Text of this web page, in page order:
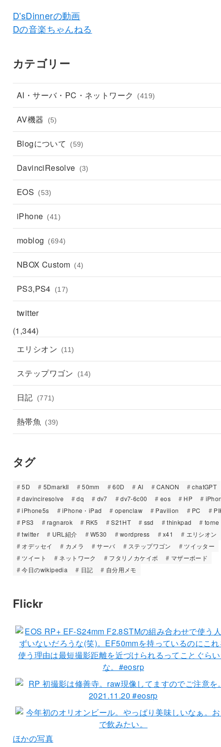
D'sDinnerの動画
Dの音楽ちゃんねる
カテゴリー
AI・サーバ・PC・ネットワーク (419)
AV機器 (5)
Blogについて (59)
DavinciResolve (3)
EOS (53)
iPhone (41)
moblog (694)
NBOX Custom (4)
PS3,PS4 (17)
twitter
(1,344)
エリシオン
(11)
ステップワゴン (14)
日記 (771)
熱帯魚 (39)
タグ
5D 5DmarkII 50mm 60D AI CANON
chatGPT
davinciresolve
dq dv7 dv7-6c00 eos HP
iPhone5s
iPhone・iPad openclaw Pavilion PC
PS3
ragnarok RK5 S21HT ssd thinkpad
torne
twitter
URL紹介 W530 wordpress x41
エリシオン
オデッセイ
カメラ サーバ ステップワゴン
ツイッター
ツイート
ネットワーク フタリノカケイボ
マザーボード
今日のwikipedia
日記 自分用メモ
Flickr
ほかの写真